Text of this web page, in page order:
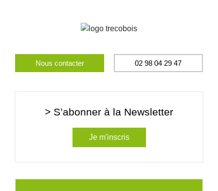
Nous contacter 02 98 04 29 47
> S’abonner à la Newsletter
Je m'inscris